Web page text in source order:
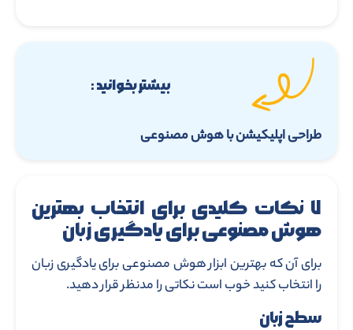
بیشتر بخوانید :
طراحی اپلیکیشن با هوش مصنوعی
۷ نکات کلیدی برای انتخاب بهترین
هوش مصنوعی برای یادگیری زبان
برای آن که بهترین ابزار هوش مصنوعی برای یادگیری زبان
را انتخاب کنید خوب است نکاتی را مدنظر قرار دهید.
سطح زبان